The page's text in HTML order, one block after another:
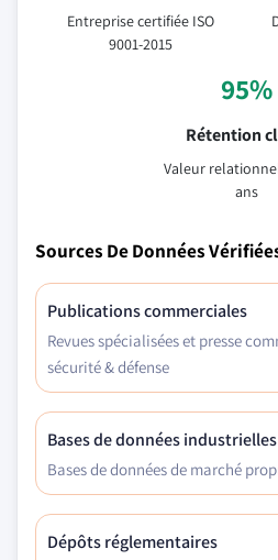
Entreprise certifiée ISO
9001-2015
95%
Rétention
Valeur
ans
Sources De Données
Publications commerciales
Revues spécialisées et presse
sécurité & défense
Bases de données industrielles
Bases de données de marché
Dépôts réglementaires